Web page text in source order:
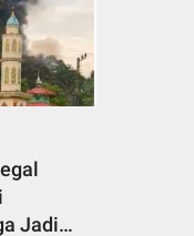
Jadi